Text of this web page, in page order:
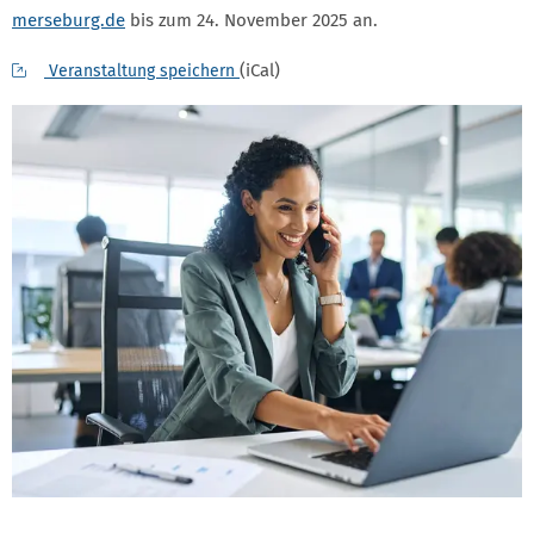
merseburg.de bis zum 24. November 2025 an.
Veranstaltung speichern (iCal)